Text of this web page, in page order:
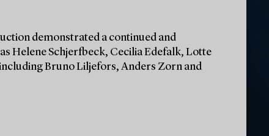
demonstrated a continued and
Helene Schjerfbeck, Cecilia Edefalk, Lotte
Bruno Liljefors, Anders Zorn and